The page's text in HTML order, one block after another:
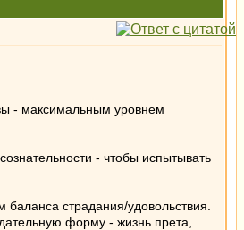
- максимальным уровнем
- чтобы испытывать
страдания/удовольствия.
форму - жизнь прета,